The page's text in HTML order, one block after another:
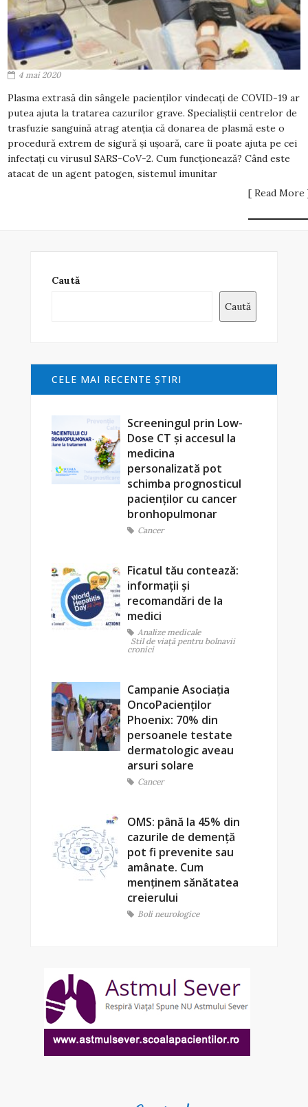
4 mai 2020
Plasma extrasă din sângele pacienților vindecați de COVID-19 ar
putea ajuta la tratarea cazurilor grave. Specialiștii centrelor de
trasfuzie sanguină atrag atenția că donarea de plasmă este o
procedură extrem de sigură și ușoară, care îi poate ajuta pe cei
infectați cu virusul SARS-CoV-2. Cum funcționează? Când este
atacat de un agent patogen, sistemul imunitar
[ Read More
Caută
Caută
CELE MAI RECENTE ŞTIRI
Screeningul prin Low-
Dose CT și accesul la
medicina
personalizată pot
schimba prognosticul
pacienților cu cancer
bronhopulmonar
Cancer
Ficatul tău contează:
informații și
recomandări de la
medici
Analize medicale
Stil de viaţă pentru bolnavii
cronici
Campanie Asociația
OncoPacienților
Phoenix: 70% din
persoanele testate
dermatologic aveau
arsuri solare
Cancer
OMS: până la 45% din
cazurile de demență
pot fi prevenite sau
amânate. Cum
menținem sănătatea
creierului
Boli neurologice